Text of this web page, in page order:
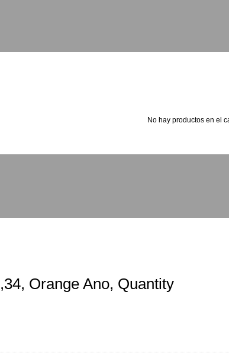
No hay productos en el
Orange Ano, Quantity